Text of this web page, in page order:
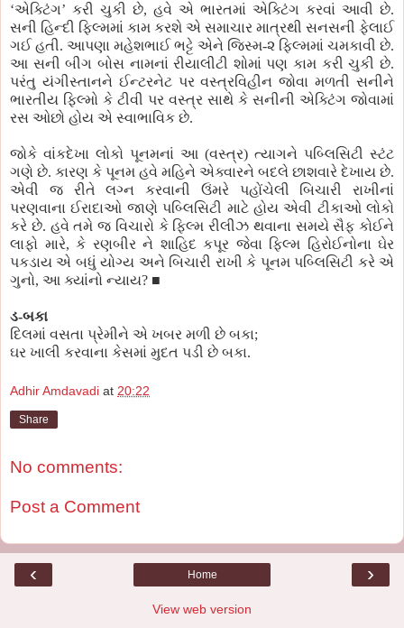
‘એક્ટિંગ’ કરી ચુકી છે, હવે એ ભારતમાં એક્ટિંગ કરવાં આવી છે.
સની હિન્દી ફિલ્મમાં કામ કરશે એ સમાચાર માત્રથી સનસની ફેલાઈ
ગઈ હતી. આપણા મહેશભાઈ ભટ્ટે એને જિસ્મ-૨ ફિલ્મમાં ચમકાવી છે.
આ સની બીગ બોસ નામનાં રીયાલીટી શોમાં પણ કામ કરી ચુકી છે.
પરંતુ યંગીસ્તાનને ઈન્ટરનેટ પર વસ્ત્રવિહીન જોવા મળતી સનીને
ભારતીય ફિલ્મો કે ટીવી પર વસ્ત્ર સાથે કે સનીની એક્ટિંગ જોવામાં
રસ ઓછો હોય એ સ્વાભાવિક છે.
જોકે વાંકદેખા લોકો પૂનમનાં આ (વસ્ત્ર) ત્યાગને પબ્લિસિટી સ્ટંટ
ગણે છે. કારણ કે પૂનમ હવે મહિને એક્વારને બદલે છાશવારે દેખાય છે.
એવી જ રીતે લગ્ન કરવાની ઉંમરે પહોંચેલી બિચારી રાખીનાં
પરણવાના ઈરાદાઓ જાણે પબ્લિસિટી માટે હોય એવી ટીકાઓ લોકો
કરે છે. હવે તમે જ વિચારો કે ફિલ્મ રીલીઝ થવાના સમયે સૈફ કોઈને
લાફો મારે, કે રણબીર ને શાહિદ કપૂર જેવા ફિલ્મ હિરોઈનોના ઘેર
પકડાય એ બધું યોગ્ય અને બિચારી રાખી કે પૂનમ પબ્લિસિટી કરે એ
ગુનો, આ ક્યાંનો ન્યાય? ■
ડ-બકા
દિલમાં વસતા પ્રેમીને એ ખબર મળી છે બકા;
ઘર ખાલી કરવાના કેસમાં મુદત પડી છે બકા.
Adhir Amdavadi at 20:22
Share
No comments:
Post a Comment
‹ ›
Home
View web version